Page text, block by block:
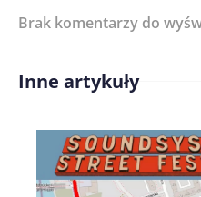
Brak komentarzy do
Inne artykuły